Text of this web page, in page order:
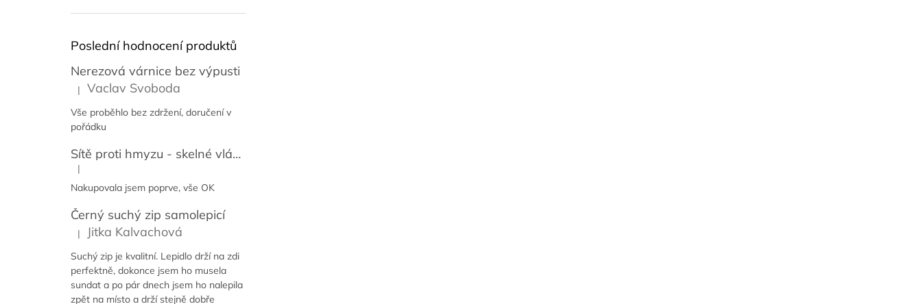
Poslední hodnocení produktů
Nerezová várnice bez výpusti
Hodnocení produktu je 5 z 5 hvězdiček.
| Vaclav Svoboda
Vše proběhlo bez zdržení, doručení v
pořádku
Sítě proti hmyzu - skelné vlákno + PVC
Hodnocení produktu je 5 z 5 hvězdiček.
|
Nakupovala jsem poprve, vše OK
Černý suchý zip samolepicí
Hodnocení produktu je 5 z 5 hvězdiček.
| Jitka Kalvachová
Suchý zip je kvalitní. Lepidlo drží na zdi
perfektně, dokonce jsem ho musela
sundat a po pár dnech jsem ho nalepila
zpět na místo a drží stejně dobře